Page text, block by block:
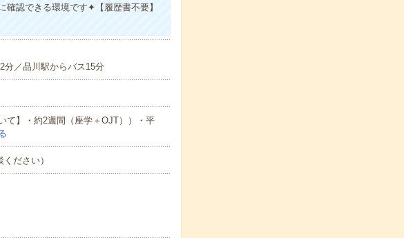
確認できる環境です✦【履歴書不要】
分／品川駅からバス15分
て】・約2週間（座学＋OJT））・平
ださい）